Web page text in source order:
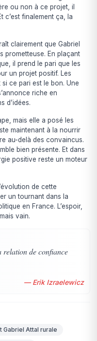
ou non à ce projet, il
c’est finalement ça, la
clairement que Gabriel
prometteuse. En plaçant
il prend le pari que les
un projet positif. Les
ce pari est le bon. Une
riche en
d’idées.
mais elle a posé les
maintenant à la nourrir
au-delà des convaincus.
bien présente. Et dans
positive reste un moteur
de cette
un tournant dans la
en France. L’espoir,
vain.
de confiance
— Erik Izraelewicz
Gabriel Attal rurale